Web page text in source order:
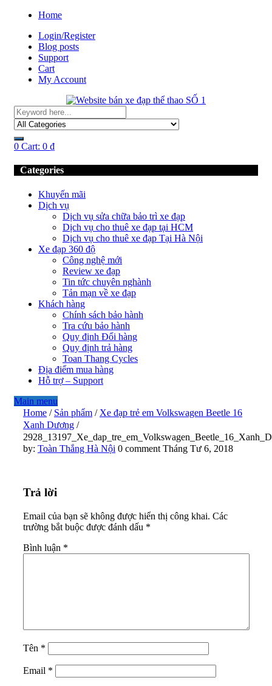
Home
Login/Register
Blog posts
Support
Cart
My Account
0 Cart: 0 ₫
Categories
Khuyến mãi
Dịch vụ
Dịch vụ sửa chữa bảo trì xe đạp
Dịch vụ cho thuê xe đạp tại HCM
Dịch vụ cho thuê xe đạp Tại Hà Nội
Xe đạp 360 độ
Công nghệ mới
Review xe đạp
Tin tức chuyên nghành
Tản mạn về xe đạp
Khách hàng
Chính sách bảo hành
Tra cứu bảo hành
Quy định Đổi hàng
Quy định trả hàng
Toan Thang Cycles
Địa điểm mua hàng
Hỗ trợ – Support
Main menu
Home / Sản phẩm / Xe đạp trẻ em Volkswagen Beetle 16
Xanh Dương /
by: Toàn Thắng Hà Nội 0 comment Tháng Tư 6, 2018
Trả lời
Email của bạn sẽ không được hiển thị công khai. Các
trường bắt buộc được đánh dấu *
Bình luận *
Tên *
Email *